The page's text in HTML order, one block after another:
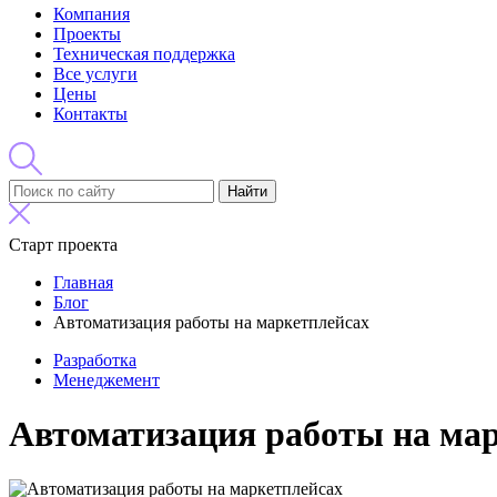
Компания
Проекты
Техническая поддержка
Все услуги
Цены
Контакты
Найти
Старт проекта
Главная
Блог
Автоматизация работы на маркетплейсах
Разработка
Менеджемент
Автоматизация работы на